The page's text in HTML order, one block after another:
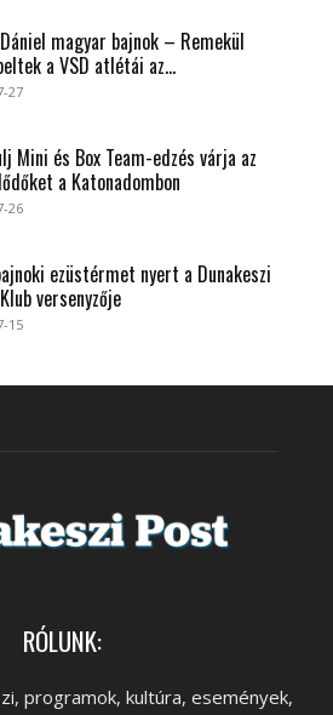
magyar bajnok – Remekül
a VSD atlétái az...
27
Mini és Box Team-edzés várja az
a Katonadombon
26
ezüstérmet nyert a Dunakeszi
versenyzője
15
RÓLUNK:
programok, kultúra, események,